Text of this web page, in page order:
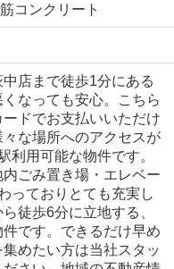
コンクリート
店まで徒歩1分にある
なっても安心。こちら
ドでお支払いいただけ
な場所へのアクセスが
利用可能な物件です。
ごみ置き場・エレベー
っておりとても充実し
徒歩6分に立地する、
です。できるだけ早め
めたい方は当社スタッ